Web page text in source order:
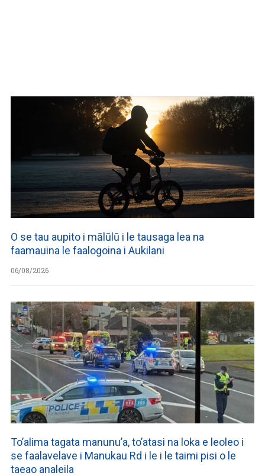
O se tau aupito i mālūlū i le tausaga lea na
faamauina le faalogoina i Aukilani
06/08/2026
To’alima tagata manunu’a, to’atasi na loka e leoleo i
se faalavelave i Manukau Rd i le i le taimi pisi o le
taeao analeila